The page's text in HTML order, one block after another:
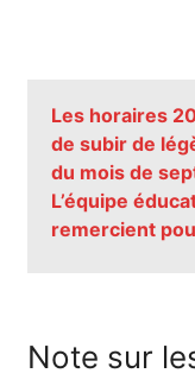
Les horaires
de subir de
du mois de
L’équipe
remercient
Note sur